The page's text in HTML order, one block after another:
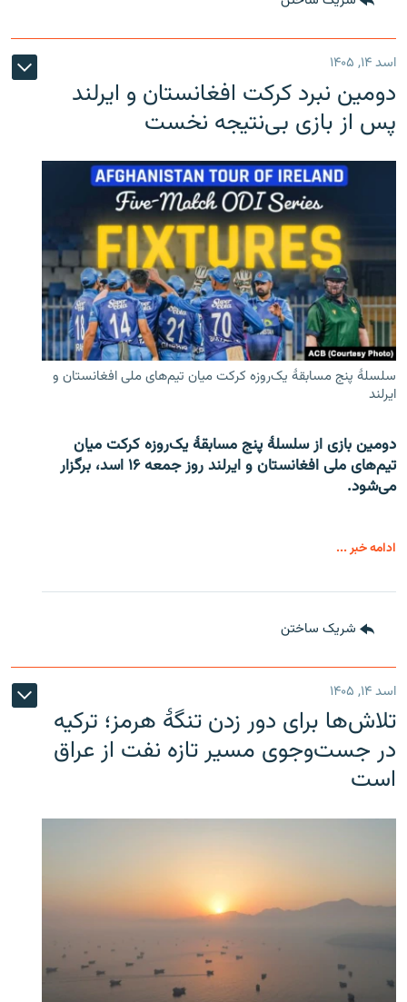
اسد ۱۴, ۱۴۰۵
دومین نبرد کرکت افغانستان و ایرلند
پس از بازی بی‌نتیجه نخست
سلسلۀ پنج مسابقۀ یک‌روزه کرکت میان تیم‌های ملی افغانستان و
ایرلند
دومین بازی از سلسلۀ پنج مسابقۀ یک‌روزه کرکت میان
تیم‌های ملی افغانستان و ایرلند روز جمعه ۱۶ اسد، برگزار
می‌شود.
ادامه خبر ...
شریک ساختن
اسد ۱۴, ۱۴۰۵
تلاش‌ها برای دور زدن تنگۀ هرمز؛ ترکیه
در جست‌وجوی مسیر تازه نفت از عراق
است